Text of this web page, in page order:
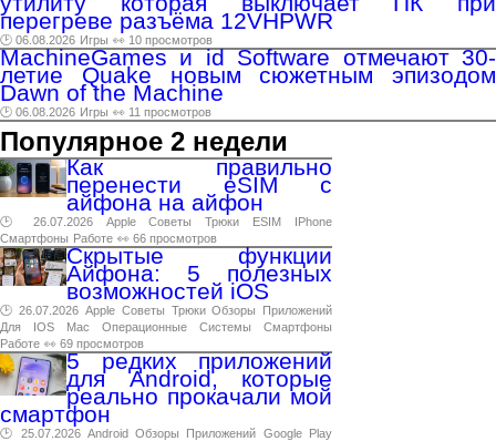
перегреве разъёма 12VHPWR
🕑 06.08.2026 Игры 👀 10 просмотров
MachineGames и id Software отмечают 30-
летие Quake новым сюжетным эпизодом
Dawn of the Machine
🕑 06.08.2026 Игры 👀 11 просмотров
Популярное 2 недели
Как правильно
перенести eSIM с
айфона на айфон
🕑 26.07.2026 Apple Советы Трюки ESIM
IPhone
Смартфоны Работе 👀 66 просмотров
Скрытые функции
Айфона: 5 полезных
возможностей iOS
🕑 26.07.2026 Apple Советы Трюки Обзоры
Приложений
Для
IOS Mac Операционные Системы
Смартфоны
Работе 👀 69 просмотров
5 редких приложений
для Android, которые
реально прокачали мой
смартфон
🕑 25.07.2026 Android Обзоры Приложений Google
Play